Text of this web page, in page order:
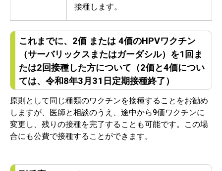
接種します。
これまでに、2価 または 4価のHPVワクチン
（サーバリックスまたはガーダシル）を1回ま
たは2回接種した方について（2価と4価につい
ては、令和8年3月31日定期接種終了）
原則として同じ種類のワクチンを接種することをお勧め
しますが、医師と相談のうえ、途中から9価ワクチンに
変更し、残りの接種を完了することも可能です。この場
合にも公費で接種することができます。